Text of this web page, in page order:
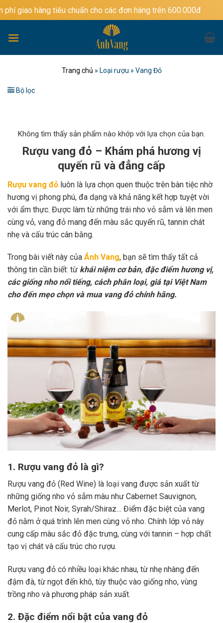
qua
dung
tiêu chuẩn cho các đơn hàng trên 600.000đ
Trang chủ » Loại rượu » Vang Đỏ
Bộ lọc
Không tìm thấy sản phẩm nào khớp với lựa chọn của bạn.
Rượu vang đỏ – Khám phá hương vị
quyến rũ và đẳng cấp
Rượu vang đỏ luôn là lựa chọn quen thuộc trên bàn tiệc nhờ
hương vị phong phú, đa dạng và khả năng kết hợp tuyệt vời
với ẩm thực. Được làm từ những trái nho vỏ sẫm và lên men
cùng vỏ, vang đỏ mang đến màu sắc quyến rũ, tannin chát
nhẹ và cấu trúc cân bằng.
Trong bài viết này của Ánh Vang, bạn sẽ tìm thấy tất cả
thông tin cần biết: từ khái niệm cơ bản, đặc điểm hương vị,
các giống nho nổi tiếng, cách phân loại, giá tại Việt Nam
cho đến mẹo chọn và mua vang đỏ chính hãng.
1. Rượu vang đỏ là gì?
Rượu vang đỏ (Red Wine) là loại vang được sản xuất từ
những giống nho vỏ sẫm màu như Cabernet Sauvignon,
Merlot, Pinot Noir, Syrah/Shiraz… Điểm đặc biệt của vang
đỏ nằm ở quá trình lên men cùng vỏ nho. Chính lớp vỏ này
cung cấp màu sắc đỏ đặc trưng, cùng với tannin – hợp chất
tạo vị chát và cấu trúc cho rượu.
Rượu vang đỏ có nhiều loại khác nhau, từ nhẹ nhàng đến
đậm đà, từ ngọt đến khô, tùy thuộc vào giống nho, vùng
trồng nho và phương pháp sản xuất.
2. Đặc điểm nổi bật của vang đỏ